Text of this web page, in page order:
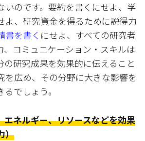
いのです。要約を書くにせよ、学
よ、研究資金を得るために説得力
書を書く にせよ、すべての研究者
、コミュニケーション・スキルは
の研究成果を効果的に伝えること
を広め、その分野に大きな影響を
でしょう。
エネルギー、リソースなどを効果
）